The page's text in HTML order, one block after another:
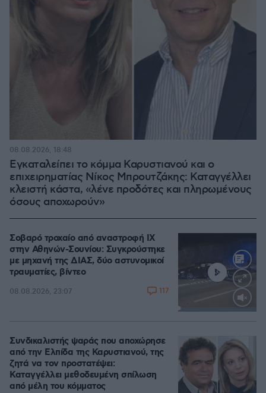
Εγκαταλείπει το κόμμα Καρυστιανού και ο
επιχειρηματίας Νίκος Μπρουτζάκης: Καταγγέλλει
κλειστή κάστα, «λένε προδότες και πληρωμένους
όσους αποχωρούν»
08.08.2026, 18:48
Σοβαρό τροχαίο από αναστροφή ΙΧ
στην Αθηνών-Σουνίου: Συγκρούστηκε
με μηχανή της ΔΙΑΣ, δύο αστυνομικοί
τραυματίες, βίντεο
08.08.2026, 23:07 117
Συνδικαλιστής ψαράς που αποχώρησε
από την Ελπίδα της Καρυστιανού, της
ζητά να τον προστατέψει:
Καταγγέλλει μεθοδευμένη σπίλωση
από μέλη του κόμματος